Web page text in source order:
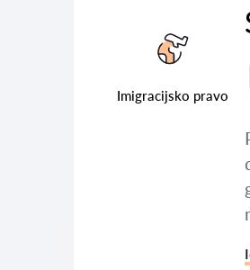
Imigracijsko pravo